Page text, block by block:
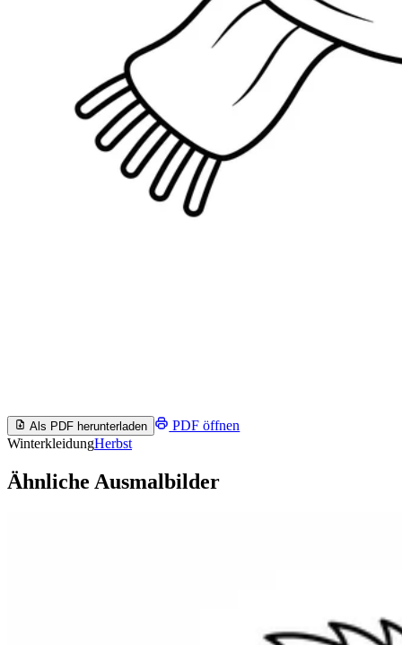
Als PDF herunterladen
PDF öffnen
WinterkleidungHerbst
Ähnliche Ausmalbilder